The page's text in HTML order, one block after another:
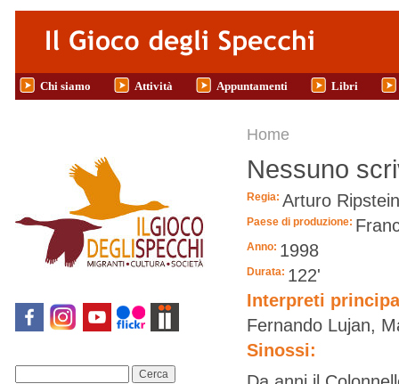
Salta al contenuto principale
Chi siamo Attività Appuntamenti Libri
Tu sei qui
Home
Nessuno
Regia: Arturo Ripstein
Paese di produzione:
Anno: 1998
Durata: 122'
Interpreti
Fernando Lujan,
Sinossi: